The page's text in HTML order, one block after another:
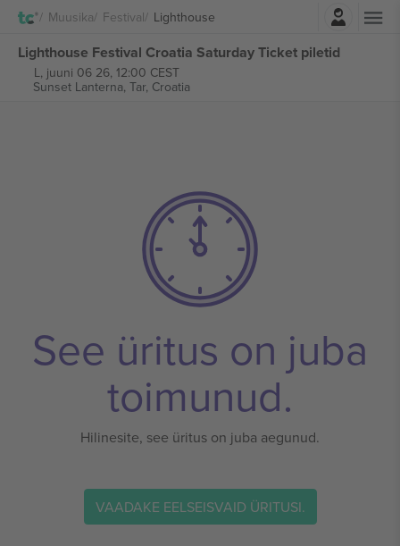
Muusika Festival Lighthouse
Lighthouse Festival Croatia Saturday Ticket piletid
L, juuni 06 26, 12:00 CEST
Sunset Lanterna, Tar, Croatia
See üritus on juba
toimunud.
Hilinesite, see üritus on juba aegunud.
VAADAKE EELSEISVAID ÜRITUSI.